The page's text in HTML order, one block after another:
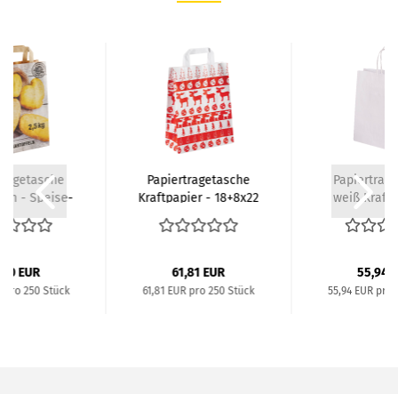
- Spei­se­
EUR
pro 250 Stück
Pa­pier­tra­ge­ta­sche
Kraft­pa­pier - 18+8x22
cm...
61,81 EUR
61,81 EUR pro 250 Stück
weiß
55,94
55,94 EUR pro